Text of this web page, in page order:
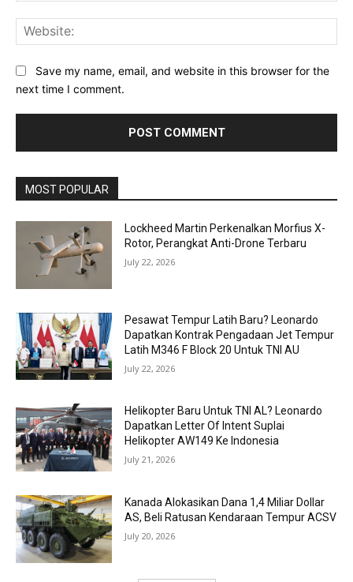
Save my name, email, and website in this browser for the
next time I comment.
MOST POPULAR
Lockheed Martin Perkenalkan Morfius X-
Rotor, Perangkat Anti-Drone Terbaru
July 22, 2026
Pesawat Tempur Latih Baru? Leonardo
Dapatkan Kontrak Pengadaan Jet Tempur
Latih M346 F Block 20 Untuk TNI AU
July 22, 2026
Helikopter Baru Untuk TNI AL? Leonardo
Dapatkan Letter Of Intent Suplai
Helikopter AW149 Ke Indonesia
July 21, 2026
Kanada Alokasikan Dana 1,4 Miliar Dollar
AS, Beli Ratusan Kendaraan Tempur ACSV
July 20, 2026